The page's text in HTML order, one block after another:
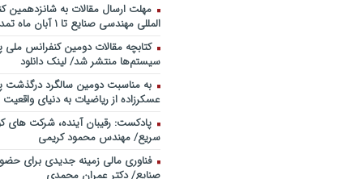
مهلت ارسال مقالات به شانزدهمین
المللی مهندسی صنایع تا ۱ آبان ماه تمدید شد.
کتابچه مقالات دومین کنفرانس ملی
سیستم‌ها منتشر شد/ لینک دانلود
به مناسبت دومین سالگرد درگذشت
عسکرزاده از ریاضیات به دنیای
پادکست: رقیبان آینده، شرکت های
سریع/ مهندس محمود کریمی
فناوری مالی زمینه جدیدی برای
صنایع/ دکتر عمران محمدی